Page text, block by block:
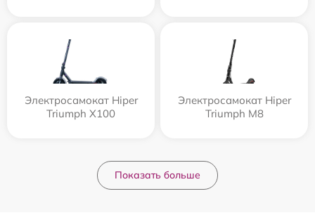
Электросамокат Hiper
Triumph X100
Электросамокат Hiper
Triumph M8
Показать больше